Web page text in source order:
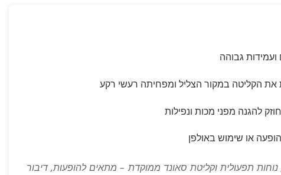
ועמידות גבוהה
הקליטה במקור הצליל ומפחיתה רעשי רקע
להגנה מפני מכות ונפילות
או שימוש באולפן
נוחות תפעולית וקליטת סאונד ממוקדת – מתאים להופעות, דיבור